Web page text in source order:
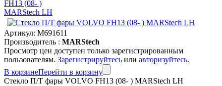
Артикул: M691611
Производитель : MARStech
Просмотр цен доступен только зарегистрированным
пользователям. Зарегистрируйтесь или авторизуйтесь.
В корзинеПерейти в корзину
Стекло П/Т фары VOLVO FH13 (08- ) MARStech LH